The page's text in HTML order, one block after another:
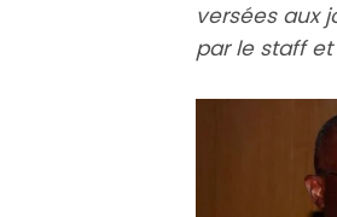
versées aux
par le staff et